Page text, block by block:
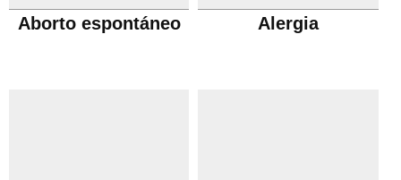
Aborto espontáneo Alergia